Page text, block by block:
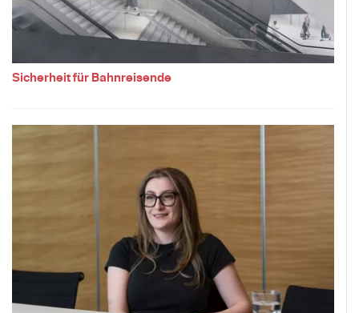
Sicherheit für Bahnreisende